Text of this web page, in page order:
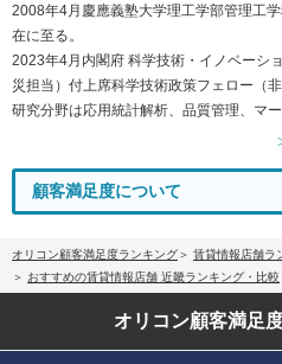
2008年4月慶應義塾大学理工学部管理工
在に至る。
2023年4月内閣府 科学技術・イノベーシ
災担当）付上席科学技術政策フェロー（非
研究分野は応用統計解析、品質管理、マー
顧客満足度について
オリコン顧客満足度ランキング
賃貸情報店舗ラ
おすすめの賃貸情報店舗 近畿ランキング・比較
オリコン顧客満足